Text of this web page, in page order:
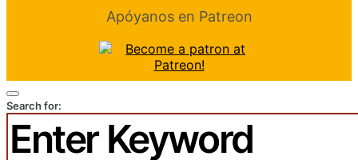
Apóyanos en Patreon
Search for: